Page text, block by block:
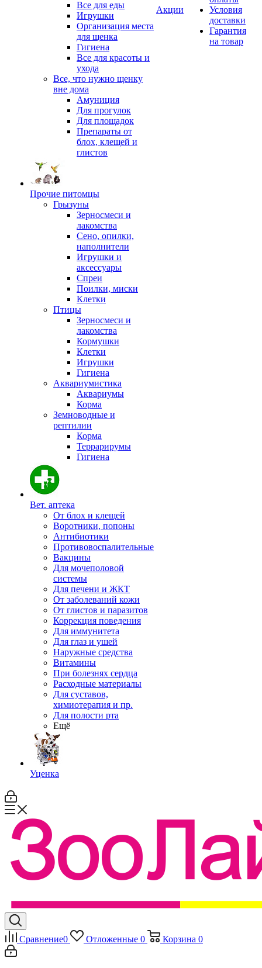
Все для еды
Игрушки
Организация места
для щенка
Гигиена
Все для красоты и
ухода
Все, что нужно щенку
вне дома
Амуниция
Для прогулок
Для площадок
Препараты от
блох, клещей и
глистов
Прочие питомцы
Грызуны
Зерносмеси и
лакомства
Сено, опилки,
наполнители
Игрушки и
аксессуары
Спреи
Поилки, миски
Клетки
Птицы
Зерносмеси и
лакомства
Кормушки
Клетки
Игрушки
Гигиена
Аквариумистика
Аквариумы
Корма
Земноводные и
рептилии
Корма
Террарирумы
Гигиена
Вет. аптека
От блох и клещей
Воротники, попоны
Антибиотики
Противовоспалительные
Вакцины
Для мочеполовой
системы
Для печени и ЖКТ
От заболеваний кожи
От глистов и паразитов
Коррекция поведения
Для иммунитета
Для глаз и ушей
Наружные средства
Витамины
При болезнях сердца
Расходные материалы
Для суставов,
химиотерапия и пр.
Для полости рта
Ещё
Уценка
Акции
Условия
доставки
Гарантия
на товар
Сравнение0 Отложенные 0 Корзина 0